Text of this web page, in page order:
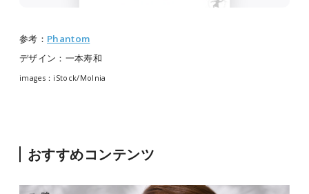
参考： Phantom
デザイン：一本寿和
images：iStock/Molnia
おすすめコンテンツ